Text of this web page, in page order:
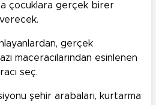
çocuklara gerçek birer
gerçek
maceracılarından esinlenen
seç.
şehir arabaları, kurtarma